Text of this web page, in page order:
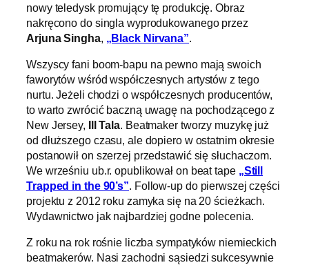
nowy teledysk promujący tę produkcję. Obraz
nakręcono do singla wyprodukowanego przez
Arjuna Singha
„Black Nirvana”
Wszyscy fani boom-bapu na pewno mają swoich
faworytów wśród współczesnych artystów z tego
nurtu. Jeżeli chodzi o współczesnych producentów,
to warto zwrócić baczną uwagę na pochodzącego z
New Jersey, Ill Tala. Beatmaker tworzy muzykę już
od dłuższego czasu, ale dopiero w ostatnim okresie
postanowił on szerzej przedstawić się słuchaczom.
We wrześniu ub.r. opublikował on beat tape „Still
Trapped in the 90’s”. Follow-up do pierwszej części
projektu z 2012 roku zamyka się na 20 ścieżkach.
Wydawnictwo jak najbardziej godne polecenia.
Z roku na rok rośnie liczba sympatyków niemieckich
beatmakerów. Nasi zachodni sąsiedzi sukcesywnie